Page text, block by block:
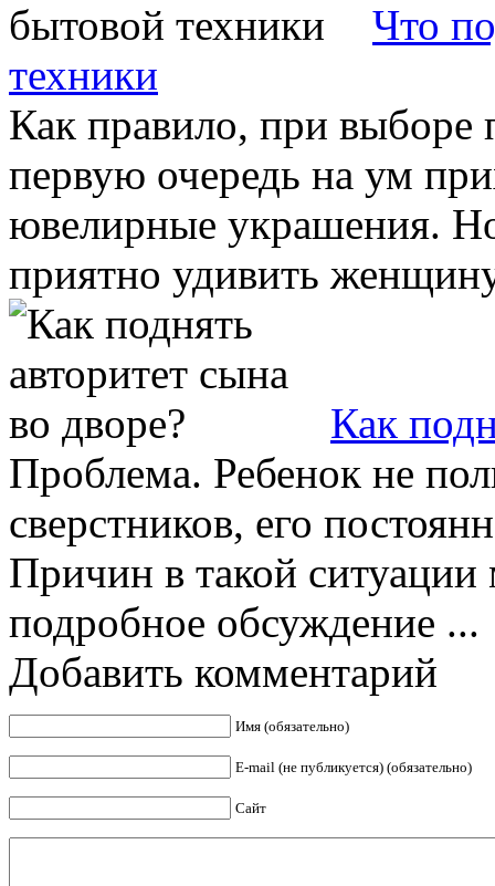
Что
техники
Как правило, при
первую очередь на ум
ювелирные украшения.
приятно удивить
Как
Проблема. Ребенок не
сверстников, его
Причин в такой
подробное обсуждение ...
Добавить комментарий
Имя (обязательно)
E-mail (не публикуется) (обязательно)
Сайт